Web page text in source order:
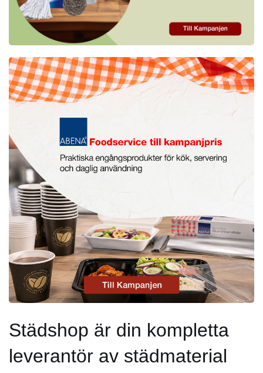
Städshop är din kompletta
leverantör av städmaterial